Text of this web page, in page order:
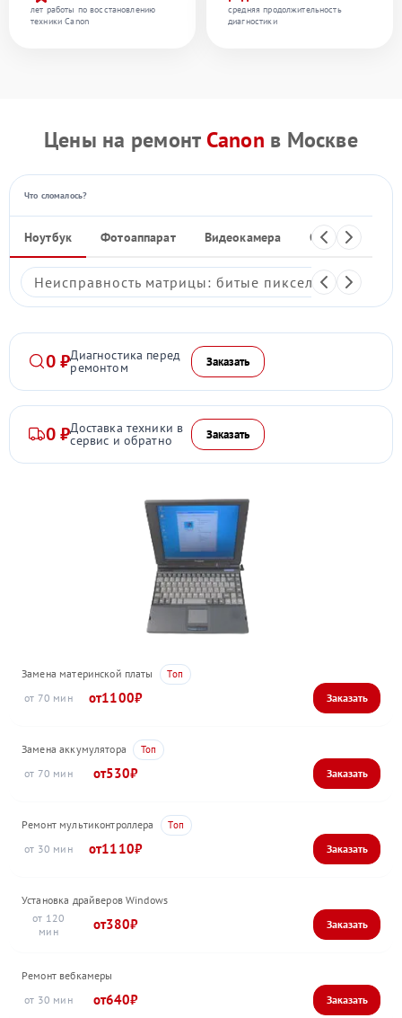
лет работы по восстановлению
техники Canon
средняя продолжительность
диагностики
Цены на ремонт Canon в Москве
Что сломалось?
Ноутбук Фотоаппарат Видеокамера Объектив
Неисправность матрицы: битые пиксели,
0 ₽Диагностика перед
ремонтом Заказать
0 ₽Доставка техники в
сервис и обратно Заказать
Замена материнской платы
70
1100
Замена аккумулятора
70
530
Ремонт мультиконтроллера
30
1110
Установка драйверов Windows
120
380
Ремонт вебкамеры
30
640